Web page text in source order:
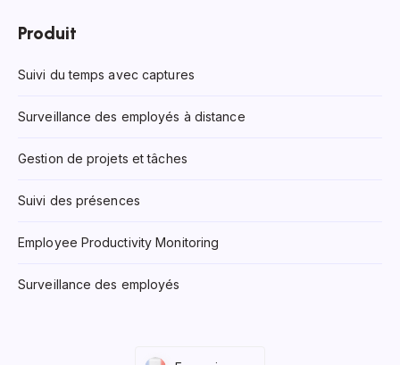
Produit
Suivi du temps avec captures
Surveillance des employés à distance
Gestion de projets et tâches
Suivi des présences
Employee Productivity Monitoring
Surveillance des employés